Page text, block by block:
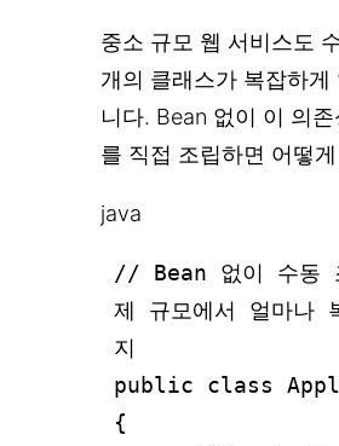
중소 규모 웹 서비스도
개의 클래스가 복잡하게
니다. Bean 없이 이 의
를 직접 조립하면 어떻
java
// Bean 없이 수동
제 규모에서 얼마나
지
public class
{